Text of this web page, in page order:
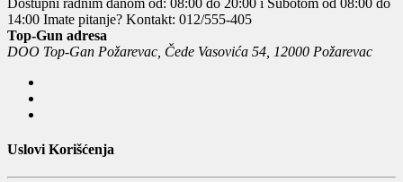
14:00 Imate pitanje? Kontakt: 012/555-405
Top-Gun adresa
DOO Top-Gan Požarevac, Čede Vasovića 54, 12000 Požarevac
Uslovi Korišćenja